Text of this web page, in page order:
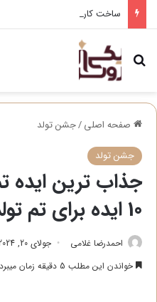
ساخت کارت دعوت دیجیتال
جستجو برای
صفحه اصلی/جشن تولد
جشن تولد
10 ایده برای تم تولد 18 سالگی
احمدرضا غلامی جولای 20, 2024
خواندن این مطلب 5 دقیقه زمان میبرد